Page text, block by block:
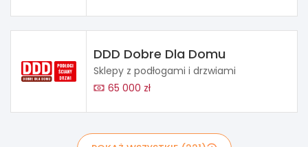
DDD Dobre Dla Domu
Sklepy z podłogami i drzwiami
65 000 zł